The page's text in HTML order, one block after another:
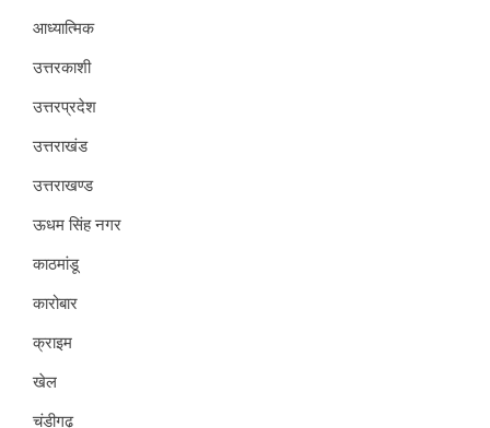
आध्यात्मिक
उत्तरकाशी
उत्तरप्रदेश
उत्तराखंड
उत्तराखण्ड
ऊधम सिंह नगर
काठमांडू
कारोबार
क्राइम
खेल
चंडीगढ़